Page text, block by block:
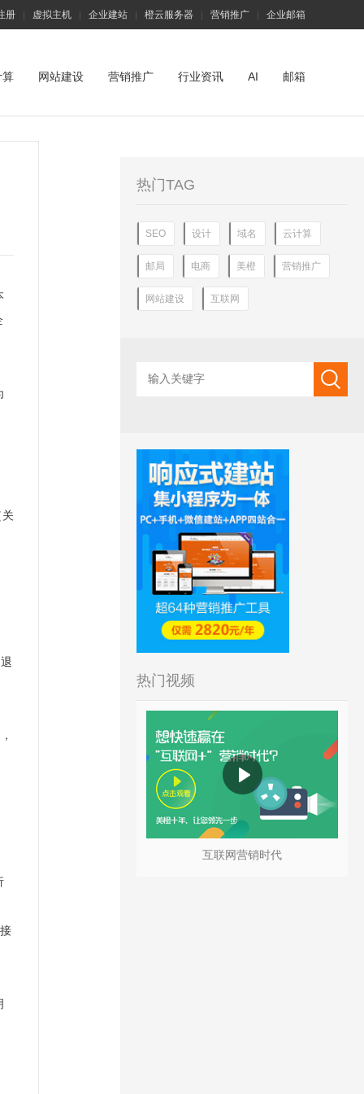
册 | 虚拟主机 | 企业建站 | 橙云服务器 | 营销推广 | 企业邮箱
算 网站建设 营销推广 行业资讯 AI 邮箱
热门TAG
SEO 设计 域名 云计算
邮局 电商 美橙 营销推广
网站建设 互联网
热门视频
互联网营销时代